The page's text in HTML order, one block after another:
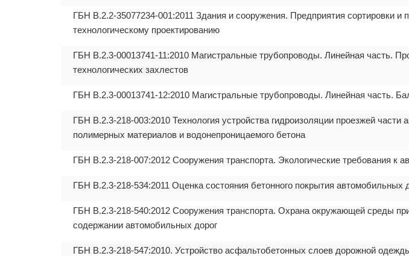
ГБН В.2.2-35077234-001:2011 Здания и сооружения. Предприятия сортировки
технологическому проектированию
ГБН В.2.3-00013741-11:2010 Магистральные трубопроводы. Линейная часть.
технологических захлестов
ГБН В.2.3-00013741-12:2010 Магистральные трубопроводы. Линейная часть.
ГБН В.2.3-218-003:2010 Технология устройства гидроизоляции проезжей
полимерных материалов и водонепроницаемого бетона
ГБН В.2.3-218-007:2012 Сооружения транспорта. Экологические требования к
ГБН В.2.3-218-534:2011 Оценка состояния бетонного покрытия автомобильных
ГБН В.2.3-218-540:2012 Сооружения транспорта. Охрана окружающей среды
содержании автомобильных дорог
ГБН В.2.3-218-547:2010. Устройство асфальтобетонных слоев дорожной